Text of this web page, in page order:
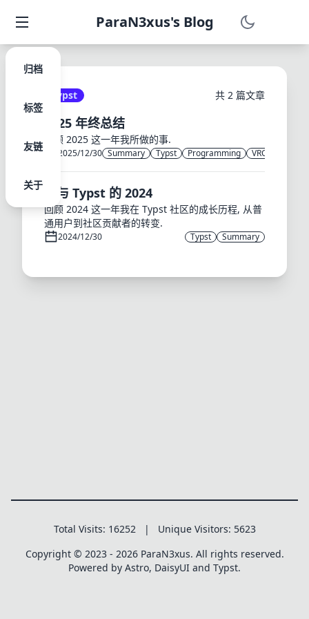
归档
标签
友链
关于
ParaN3xus's Blog
Typst 共 2 篇文章
2025 年终总结
回顾 2025 这一年我所做的事.
2025/12/30 Summary Typst Programming VRChat
我与 Typst 的 2024
回顾 2024 这一年我在 Typst 社区的成长历程, 从普
通用户到社区贡献者的转变.
2024/12/30 Typst Summary
Total Visits: 16252 | Unique Visitors: 5623
Copyright © 2023 - 2026 ParaN3xus. All rights reserved.
Powered by Astro, DaisyUI and Typst.